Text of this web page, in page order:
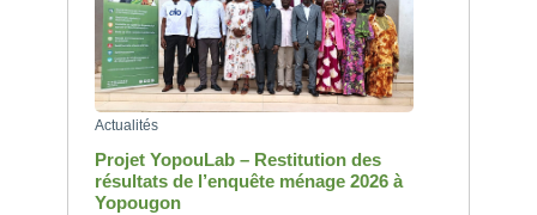
Actualités
Projet YopouLab – Restitution des
résultats de l’enquête ménage 2026 à
Yopougon